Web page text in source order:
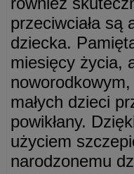
przeciwciała są
dziecka.
miesięcy życia,
małych dzieci
powikłany.
użyciem
narodzonemu